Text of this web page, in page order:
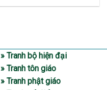
» Tranh bộ hiện đại
» Tranh tôn giáo
» Tranh phật giáo